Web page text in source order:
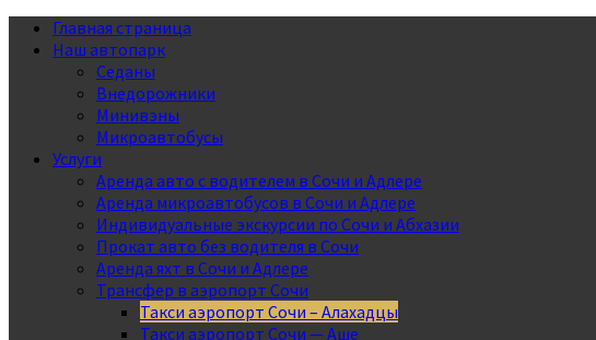
Главная страница
Наш автопарк
Седаны
Внедорожники
Минивэны
Микроавтобусы
Услуги
Аренда авто с водителем в Сочи и Адлере
Аренда микроавтобусов в Сочи и Адлере
Индивидуальные экскурсии по Сочи и Абхазии
Прокат авто без водителя в Сочи
Аренда яхт в Сочи и Адлере
Трансфер в аэропорт Сочи
Такси аэропорт Сочи – Алахадцы
Такси аэропорт Сочи — Аше